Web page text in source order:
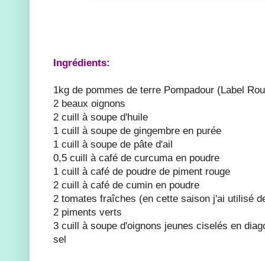
Ingrédients:
1kg de pommes de terre Pompadour (Label
2 beaux oignons
2 cuill à soupe d'huile
1 cuill à soupe de gingembre en purée
1 cuill à soupe de pâte d'ail
0,5 cuill à café de curcuma en poudre
1 cuill à café de poudre de piment rouge
2 cuill à café de cumin en poudre
2 tomates fraîches (en cette saison j'ai utilisé
2 piments verts
3 cuill à soupe d'oignons jeunes ciselés en
sel